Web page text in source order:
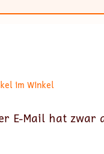
im Winkel
E-Mail hat zwar